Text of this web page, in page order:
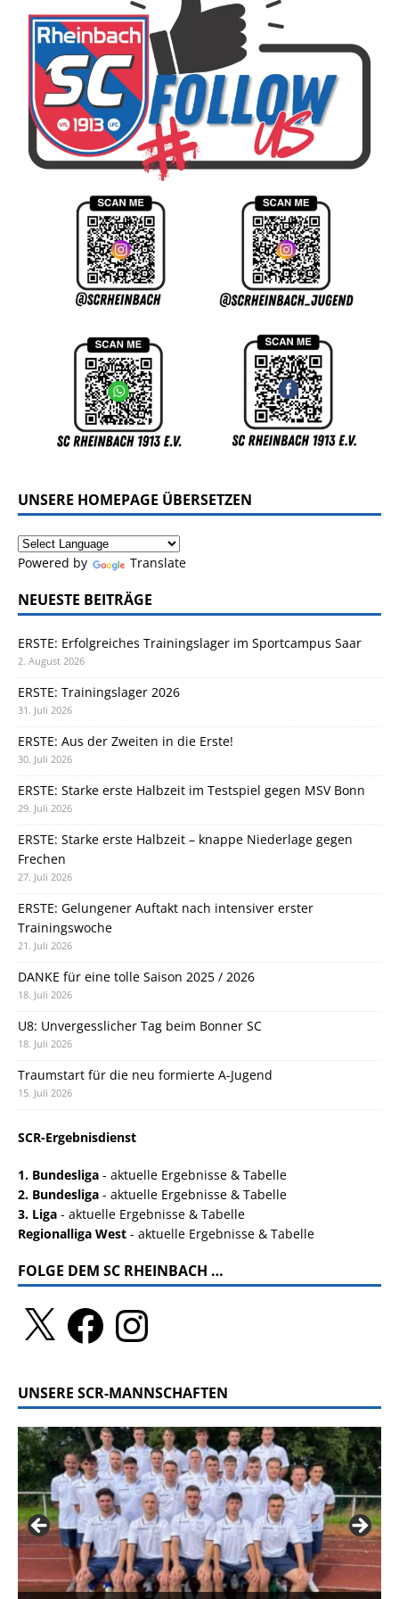
UNSERE HOMEPAGE ÜBERSETZEN
Powered by Translate
NEUESTE BEITRÄGE
ERSTE: Erfolgreiches Trainingslager im Sportcampus Saar
2. August 2026
ERSTE: Trainingslager 2026
31. Juli 2026
ERSTE: Aus der Zweiten in die Erste!
30. Juli 2026
ERSTE: Starke erste Halbzeit im Testspiel gegen MSV Bonn
29. Juli 2026
ERSTE: Starke erste Halbzeit – knappe Niederlage gegen
Frechen
27. Juli 2026
ERSTE: Gelungener Auftakt nach intensiver erster
Trainingswoche
21. Juli 2026
DANKE für eine tolle Saison 2025 / 2026
18. Juli 2026
U8: Unvergesslicher Tag beim Bonner SC
18. Juli 2026
Traumstart für die neu formierte A-Jugend
15. Juli 2026
SCR-Ergebnisdienst
1. Bundesliga - aktuelle Ergebnisse & Tabelle
2. Bundesliga - aktuelle Ergebnisse & Tabelle
3. Liga - aktuelle Ergebnisse & Tabelle
Regionalliga West - aktuelle Ergebnisse & Tabelle
FOLGE DEM SC RHEINBACH …
UNSERE SCR-MANNSCHAFTEN